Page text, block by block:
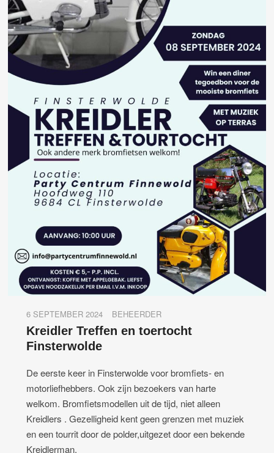
6 SEPTEMBER 2024 BEHEERDER
Kreidler Treffen en toertocht
Finsterwolde
De eerste keer in Finsterwolde voor bromfiets- en
motorliefhebbers. Ook zijn bezoekers van harte
welkom. Bromfietsmodellen uit de tijd, niet alleen
Kreidlers . Gezelligheid kent geen grenzen met muziek
en een tourrit door de polder,uitgezet door een bekende
Kreidlerman.